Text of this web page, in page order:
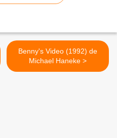
Benny's Video (1992) de
Michael Haneke >